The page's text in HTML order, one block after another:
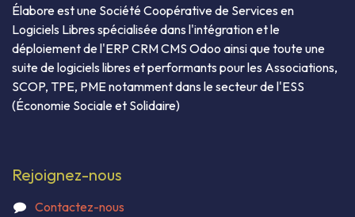
Élabore est une Société Coopérative de Services en
Logiciels Libres spécialisée dans l'intégration et le
déploiement de l'ERP CRM CMS Odoo ainsi que toute une
suite de logiciels libres et performants pour les Associations,
SCOP, TPE, PME notamment dans le secteur de l'ESS
(Économie Sociale et Solidaire)
Rejoignez-nous
Contactez-nous